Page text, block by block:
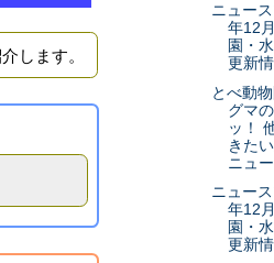
します。
ニュー
年12
園・
更新情
とべ動
グマ
ッ！
きた
ニュ
ニュー
年12
園・
更新情